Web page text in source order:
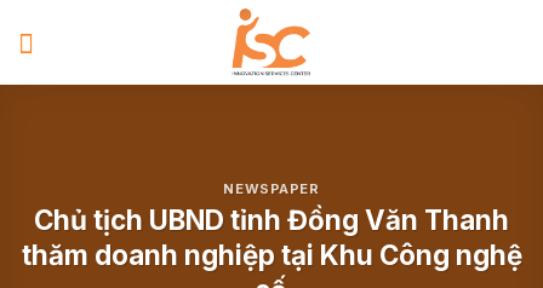
NEWSPAPER
Chủ tịch UBND tỉnh Đồng Văn Thanh
thăm doanh nghiệp tại Khu Công nghệ